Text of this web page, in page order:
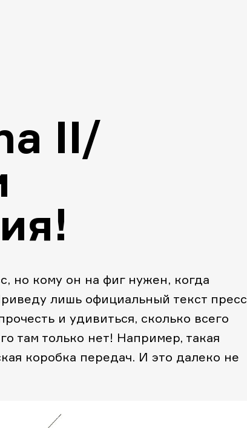
II/
но кому он на фиг нужен, когда
лишь официальный текст
и удивиться, сколько всего
там только нет! Например, такая
коробка передач. И это далеко не